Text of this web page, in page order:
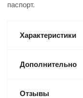
паспорт.
Характеристики
Дополнительно
Отзывы